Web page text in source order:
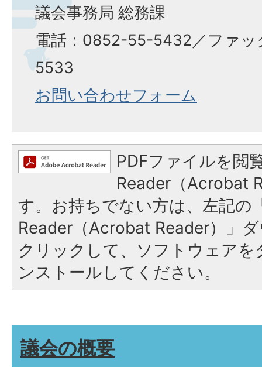
議会事務局 総務課
電話：0852-55-5432／ファ
5533
お問い合わせフォーム
PDFファイルを閲
Reader（Acrobat
す。お持ちでない方は、左記の
Reader（Acrobat Reader）」
クリックして、ソフトウェア
ンストールしてください。
議会の概要